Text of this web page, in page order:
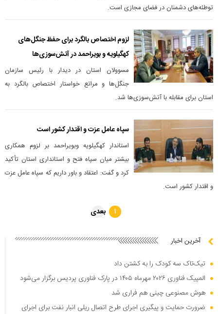
توطئه‌های دشمنان در فضای مجازی است.
لزوم اختصاص بالگرد برای حفظ جنگل‌های
کهگیلویه و بویراحمد در آتش‌سوزی‌ها
مسوولان استان در دیدار با رئیس سازمان
جنگل‌ها و مراتع خواستار اختصاص بالگرد به
استان برای مقابله با آتش‌سوزی‌ها شد.
سپاه عامل عزت و اقتدار کشور است
استاندار کهگیلویه وبویراحمد بر لزوم همکاری
بیشتر میان سپاه فتح و استانداری استان تأکید
کرد و گفت: اعتقاد و باور داریم که سپاه عامل عزت
و اقتدار کشور است.
۱ بعدی
آخرین اخبار
تیک‌تاک سه کودک را به کشتن داد
المپیک فناوری ۲۰۲۶ مهرماه ۱۴۰۵ در پارک فناوری پردیس برگزار می‌شود
هوش مصنوعی چینی هم فراری شد
ضرورت حمایت و پیگیری اجرای طرح اتصال ریلی انبار نفت برای اجرای